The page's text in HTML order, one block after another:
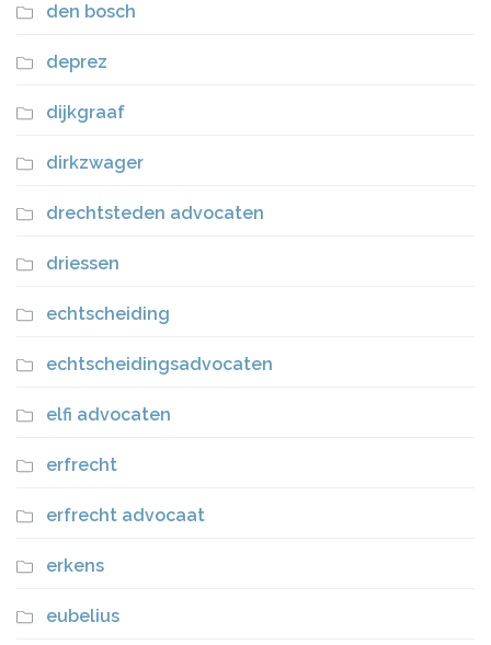
den bosch
deprez
dijkgraaf
dirkzwager
drechtsteden advocaten
driessen
echtscheiding
echtscheidingsadvocaten
elfi advocaten
erfrecht
erfrecht advocaat
erkens
eubelius